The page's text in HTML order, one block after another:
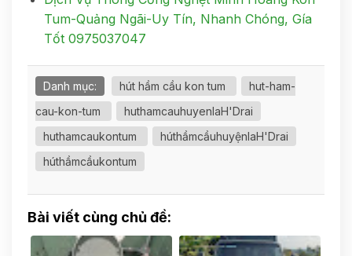
Tum-Quảng Ngãi-Uy Tín, Nhanh Chóng, Gía
Tốt 0975037047
Danh mục: hút hầm cầu kon tum
hut-ham-
cau-kon-tum
huthamcauhuyenIaH'Drai
huthamcaukontum
húthầmcầuhuyệnIaH'Drai
húthầmcầukontum
Bài viết cùng chủ đề: